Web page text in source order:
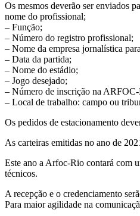
Os mesmos deverão ser enviados
nome do profissional;
– Função;
– Número do registro profissional;
– Nome da empresa jornalística
– Data da partida;
– Nome do estádio;
– Jogo desejado;
– Número de inscrição na
– Local de trabalho: campo ou
Os pedidos de estacionamento
As carteiras emitidas no ano de
Este ano a Arfoc-Rio contará com
técnicos.
A recepção e o credenciamento
Para maior agilidade na